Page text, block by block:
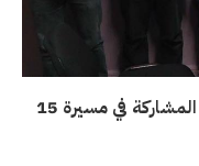
شبيبات اليسار الديمقراطي تدعو إلى المشاركة في مسيرة 15